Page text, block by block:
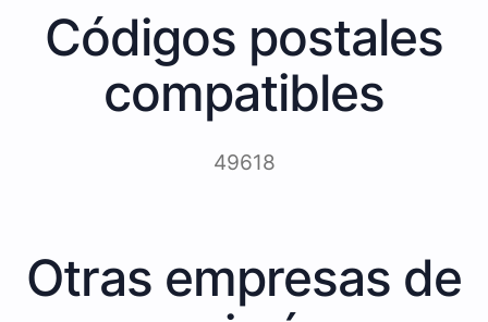
Códigos postales
compatibles
49618
Otras empresas de